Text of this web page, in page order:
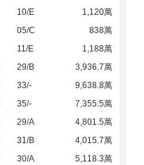
10/E
1,120萬
05/C
838萬
11/E
1,188萬
29/B
3,936.7萬
33/-
9,638.8萬
35/-
7,355.5萬
29/A
4,801.5萬
31/B
4,015.7萬
30/A
5,118.3萬